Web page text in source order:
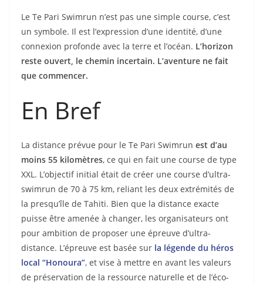
Le Te Pari Swimrun n’est pas une simple course, c’est
un symbole. Il est l’expression d’une identité, d’une
connexion profonde avec la terre et l’océan. L’horizon
reste ouvert, le chemin incertain. L’aventure ne fait
que commencer.
En Bref
La distance prévue pour le Te Pari Swimrun est d’au
moins 55 kilomètres, ce qui en fait une course de type
XXL. L’objectif initial était de créer une course d’ultra-
swimrun de 70 à 75 km, reliant les deux extrémités de
la presqu’île de Tahiti. Bien que la distance exacte
puisse être amenée à changer, les organisateurs ont
pour ambition de proposer une épreuve d’ultra-
distance. L’épreuve est basée sur la légende du héros
local “Honoura”, et vise à mettre en avant les valeurs
de préservation de la ressource naturelle et de l’éco-